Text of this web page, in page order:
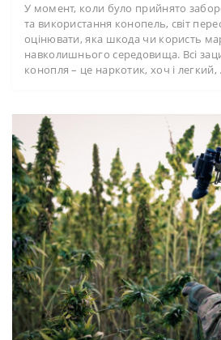
У момент, коли було прийнято
та використання конопель, світ
оцінювати, яка шкода чи користь
навколишнього середовища. Всі
конопля – це наркотик, хоч і легкий,